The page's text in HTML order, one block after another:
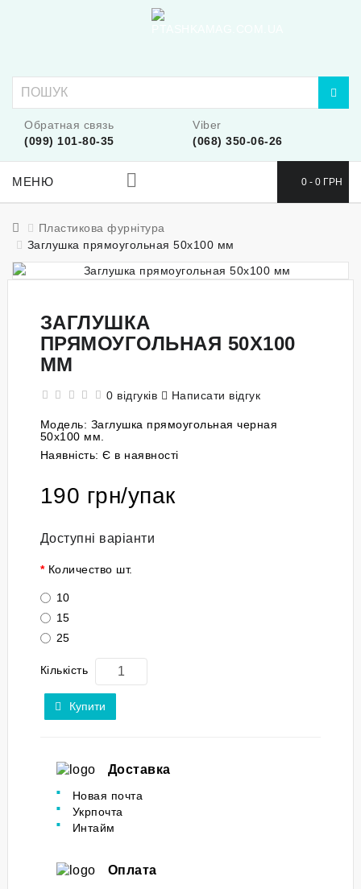
Обратная связь
(099) 101-80-35
Viber
(068) 350-06-26
0 - 0 ГРН
МЕНЮ
Пластикова фурнітура
Заглушка прямоугольная 50x100 мм
ЗАГЛУШКА
ПРЯМОУГОЛЬНАЯ 50X100
ММ
0 відгуків Написати відгук
Модель: Заглушка прямоугольная черная
50x100 мм.
Наявність: Є в наявності
190 грн/упак
Доступні варіанти
Количество шт.
10
15
25
Кількість
Купити
Доставка
Новая почта
Укрпочта
Интайм
Оплата